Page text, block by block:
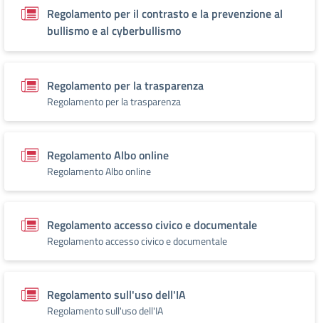
Regolamento per il contrasto e la prevenzione al
bullismo e al cyberbullismo
Regolamento per la trasparenza
Regolamento per la trasparenza
Regolamento Albo online
Regolamento Albo online
Regolamento accesso civico e documentale
Regolamento accesso civico e documentale
Regolamento sull'uso dell'IA
Regolamento sull'uso dell'IA